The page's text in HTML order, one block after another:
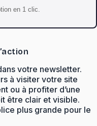
en 1 clic.
votre newsletter.
à visiter votre site
ou à profiter d’une
être clair et visible.
plus grande pour le